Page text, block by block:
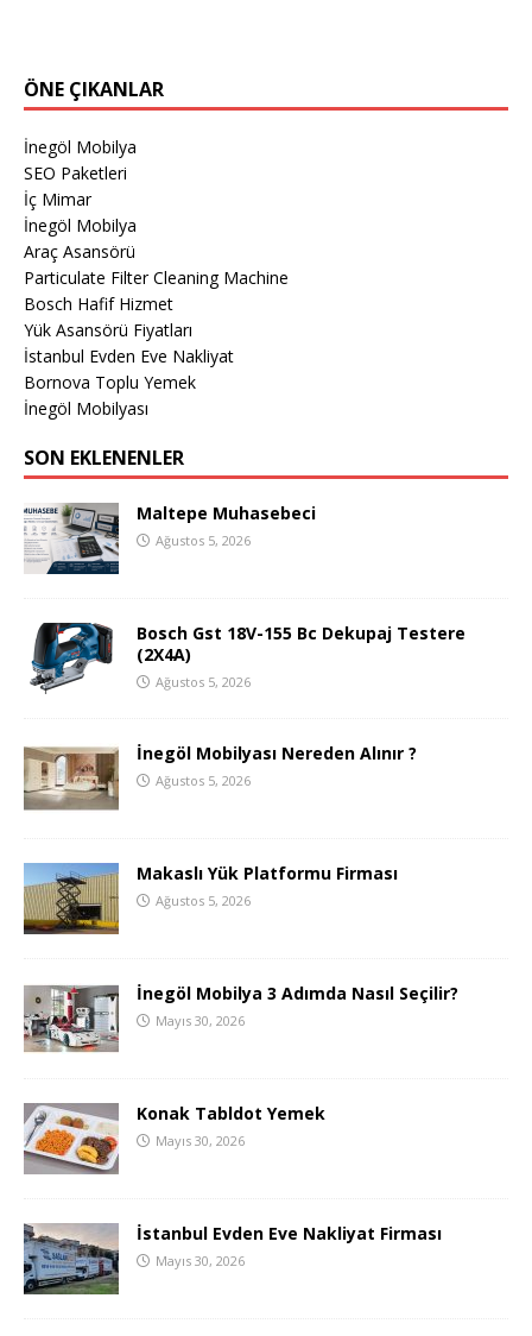
ÖNE ÇIKANLAR
İnegöl Mobilya
SEO Paketleri
İç Mimar
İnegöl Mobilya
Araç Asansörü
Particulate Filter Cleaning Machine
Bosch Hafif Hizmet
Yük Asansörü Fiyatları
İstanbul Evden Eve Nakliyat
Bornova Toplu Yemek
İnegöl Mobilyası
SON EKLENENLER
Maltepe Muhasebeci
Ağustos 5, 2026
Bosch Gst 18V-155 Bc Dekupaj Testere
(2X4A)
Ağustos 5, 2026
İnegöl Mobilyası Nereden Alınır ?
Ağustos 5, 2026
Makaslı Yük Platformu Firması
Ağustos 5, 2026
İnegöl Mobilya 3 Adımda Nasıl Seçilir?
Mayıs 30, 2026
Konak Tabldot Yemek
Mayıs 30, 2026
İstanbul Evden Eve Nakliyat Firması
Mayıs 30, 2026